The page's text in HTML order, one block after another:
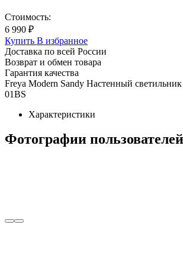
Стоимость:
6 990 ₽
Купить В избранное
Доставка по всей России
Возврат и обмен товара
Гарантия качества
Freya Modern Sandy Настенный
01BS
Характеристики
Фотографии пользователей